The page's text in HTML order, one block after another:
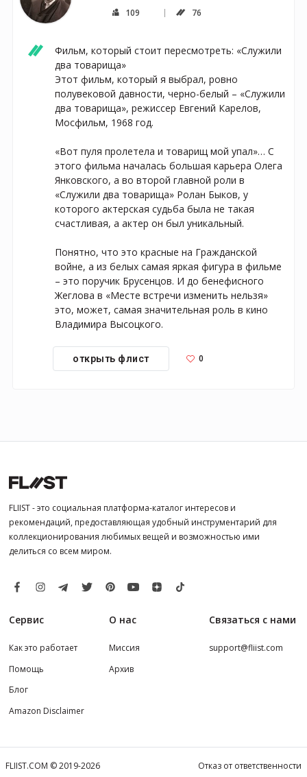
109 76
Фильм, который стоит пересмотреть: «Служили
два товарища»
Этот фильм, который я выбрал, ровно
полувековой давности, черно-белый – «Служили
два товарища», режиссер Евгений Карелов,
Мосфильм, 1968 год.
«Вот пуля пролетела и товарищ мой упал»… С
этого фильма началась большая карьера Олега
Янковского, а во второй главной роли в
«Служили два товарища» Ролан Быков, у
которого актерская судьба была не такая
счастливая, а актер он был уникальный.
Понятно, что это красные на Гражданской
войне, а из белых самая яркая фигура в фильме
– это поручик Брусенцов. И до бенефисного
Жеглова в «Месте встречи изменить нельзя»
это, может, самая значительная роль в кино
Владимира Высоцкого.
открыть флист 0
FLIIST - это социальная платформа-каталог интересов и
рекомендаций, предоставляющая удобный инструментарий для
коллекционирования любимых вещей и возможностью ими
делиться со всем миром.
Сервис
Как это работает
Помощь
Блог
Amazon Disclaimer
О нас
Миссия
Архив
Связаться с нами
support@fliist.com
FLIIST.COM © 2019-2026
Отказ от ответственности